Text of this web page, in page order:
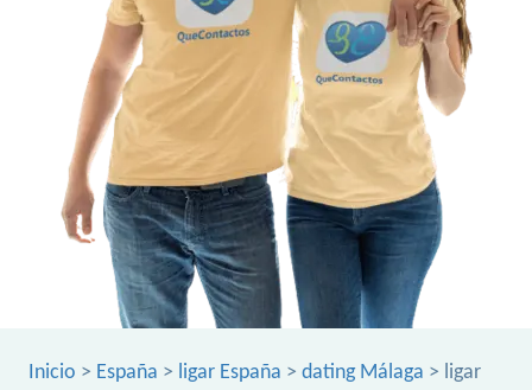
Inicio > España > ligar España > dating Málaga > ligar